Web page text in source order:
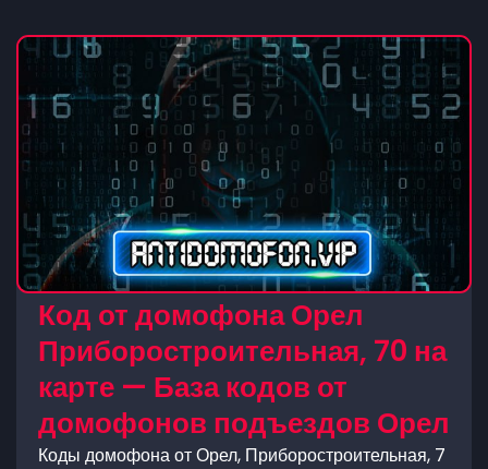
Код от домофона Орел
Приборостроительная, 70 на
карте — База кодов от
домофонов подъездов Орел
Коды домофона от Орел, Приборостроительная, 7